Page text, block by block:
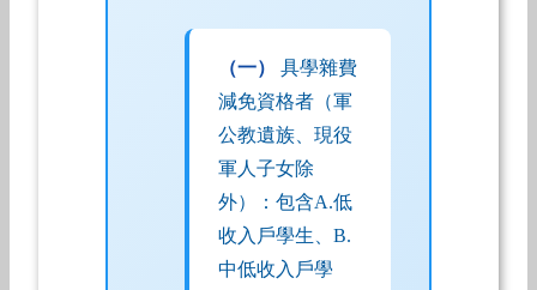
（一）
具學雜費
減免資格者（軍
公教遺族、現役
軍人子女除
外）：包含A.低
收入戶學生、B.
中低收入戶學